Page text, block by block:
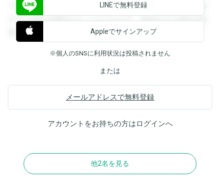
できます。登録すると回答を閲覧することができます。登録
すると回答を閲覧することができます。登録すると回答を閲
覧することができます。
LINEで無料登録
Appleでサインアップ
※個人のSNSに利用状況は投稿されません
または
メールアドレスで無料登録
アカウントをお持ちの方はログインへ
他2名を見る